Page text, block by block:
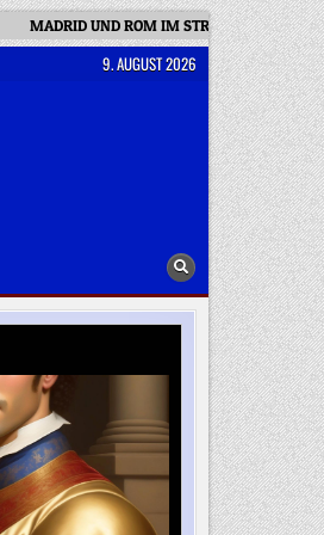
MADRID UND ROM IM STREIT: IHREN
9. AUGUST 2026